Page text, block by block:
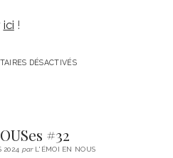
ici !
DÉSACTIVÉS
#32
2024 parL'ÉMOI EN NOUS